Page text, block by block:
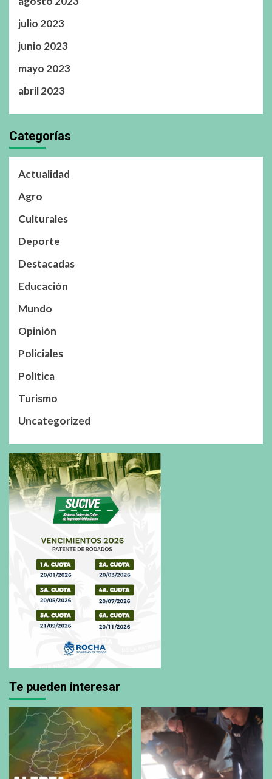
julio 2023
junio 2023
mayo 2023
abril 2023
Categorías
Actualidad
Agro
Culturales
Deporte
Destacadas
Educación
Mundo
Opinión
Policiales
Política
Turismo
Uncategorized
Te pueden interesar